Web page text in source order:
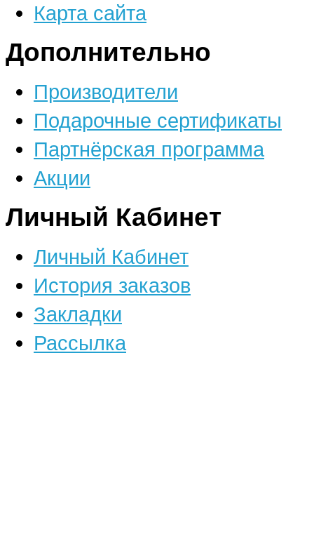
Карта сайта
Дополнительно
Производители
Подарочные сертификаты
Партнёрская программа
Акции
Личный Кабинет
Личный Кабинет
История заказов
Закладки
Рассылка